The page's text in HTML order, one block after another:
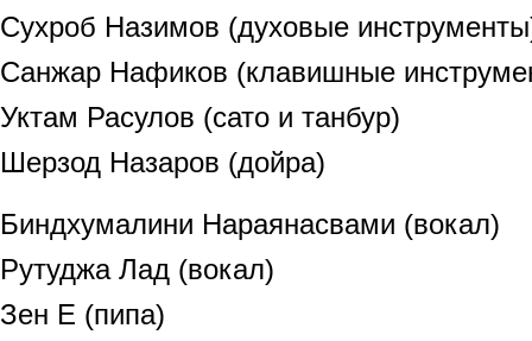
Сухроб Назимов (духовые
Санжар Нафиков (клавишные
Уктам Расулов (сато и танбур)
Шерзод Назаров (дойра)
Биндхумалини Нараянасвами (вокал)
Рутуджа Лад (вокал)
Зен Е (пипа)